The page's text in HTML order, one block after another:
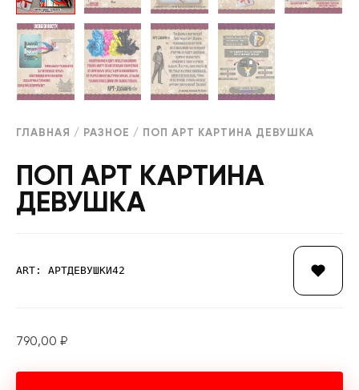
ГЛАВНАЯ / РАЗНОЕ / ПОП АРТ КАРТИНА ДЕВУШКА
ПОП АРТ КАРТИНА
ДЕВУШКА
ART: АРТДЕВУШКИ42
790,00 ₽